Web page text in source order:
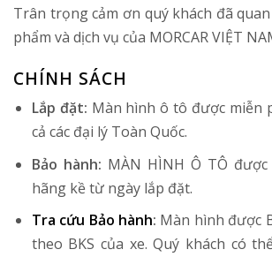
Trân trọng cảm ơn quý khách đã
phẩm và dịch vụ của MORCAR VIỆT
CHÍNH SÁCH
Lắp đặt: Màn hình ô tô được miễn
cả các đại lý Toàn Quốc.
Bảo hành: MÀN HÌNH Ô TÔ
hãng kề từ ngày lắp đặt.
Tra cứu Bảo hành: Màn hình được
theo BKS của xe. Quý khách có